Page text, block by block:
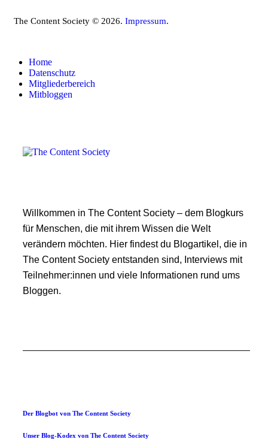
The Content Society © 2026. Impressum.
Home
Datenschutz
Mitgliederbereich
Mitbloggen
Willkommen in The Content Society – dem Blogkurs
für Menschen, die mit ihrem Wissen die Welt
verändern möchten. Hier findest du Blogartikel, die in
The Content Society entstanden sind, Interviews mit
Teilnehmer:innen und viele Informationen rund ums
Bloggen.
Der Blogbot von The Content Society
Unser Blog-Kodex von The Content Society